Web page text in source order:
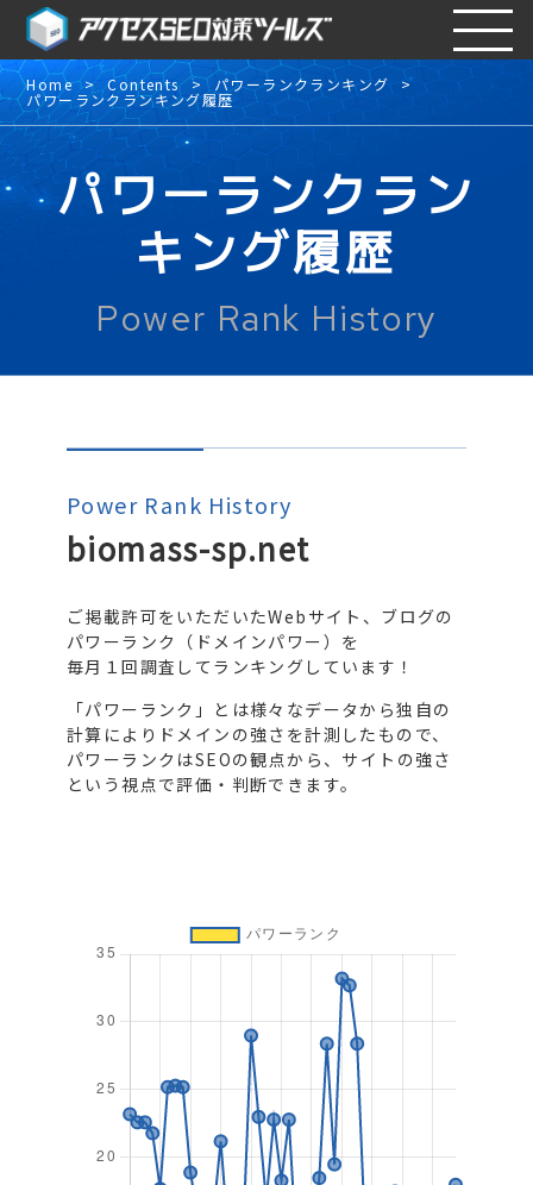
Home Contents パワーランクランキング
パワーランクランキング履歴
パワーランクラン
キング履歴
Power Rank History
Power Rank History
biomass-sp.net
ご掲載許可をいただいたWebサイト、ブログの
パワーランク（ドメインパワー）を
毎月１回調査してランキングしています！
「パワーランク」とは様々なデータから独自の
計算によりドメインの強さを計測したもので、
パワーランクはSEOの観点から、サイトの強さ
という視点で評価・判断できます。